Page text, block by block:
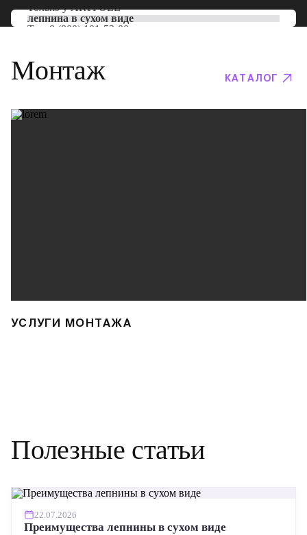
Только уARTPOLE
лепнина в сухом виде
Тел: 8 (800) 101-53-00
Монтаж КАТАЛОГ
УСЛУГИ МОНТАЖА
Полезные статьи
22.07.2026
Преимущества лепнины в сухом виде